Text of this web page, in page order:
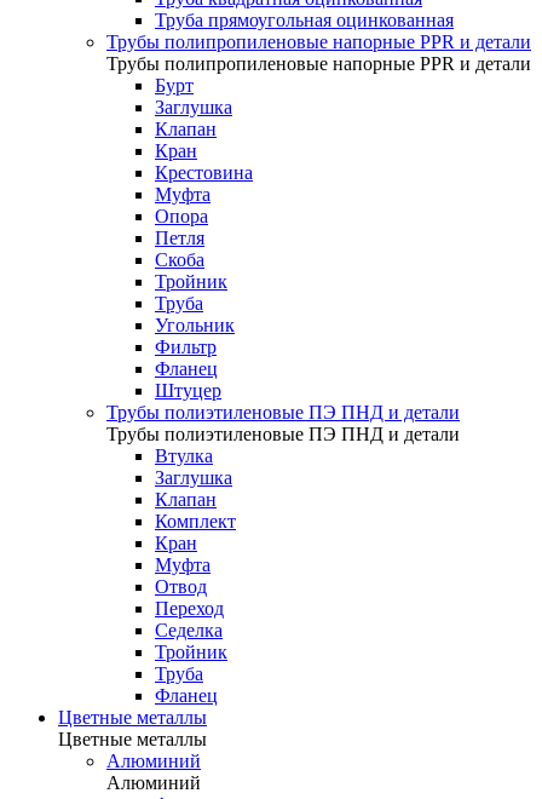
Труба прямоугольная оцинкованная
Трубы полипропиленовые напорные PPR и детали
Трубы полипропиленовые напорные PPR и детали
Бурт
Заглушка
Клапан
Кран
Крестовина
Муфта
Опора
Петля
Скоба
Тройник
Труба
Угольник
Фильтр
Фланец
Штуцер
Трубы полиэтиленовые ПЭ ПНД и детали
Трубы полиэтиленовые ПЭ ПНД и детали
Втулка
Заглушка
Клапан
Комплект
Кран
Муфта
Отвод
Переход
Седелка
Тройник
Труба
Фланец
Цветные металлы
Цветные металлы
Алюминий
Алюминий